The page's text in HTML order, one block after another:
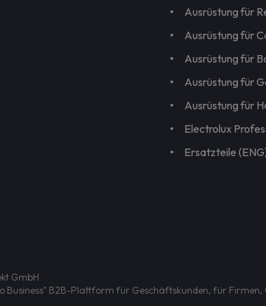
Ausrüstung für
Ausrüstung für
Ausrüstung für
Ausrüstung für
Ausrüstung für
Electrolux
Ersatzteile
GmbH
Business" B2B-Plattform für Geschäftskunden, für